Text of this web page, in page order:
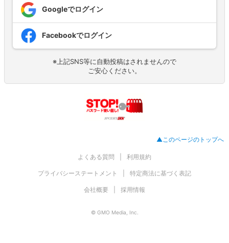
Googleでログイン
Facebookでログイン
※上記SNS等に自動投稿はされませんので
ご安心ください。
▲このページのトップへ
よくある質問 利用規約
プライバシーステートメント 特定商法に基づく表記
会社概要 採用情報
© GMO Media, Inc.